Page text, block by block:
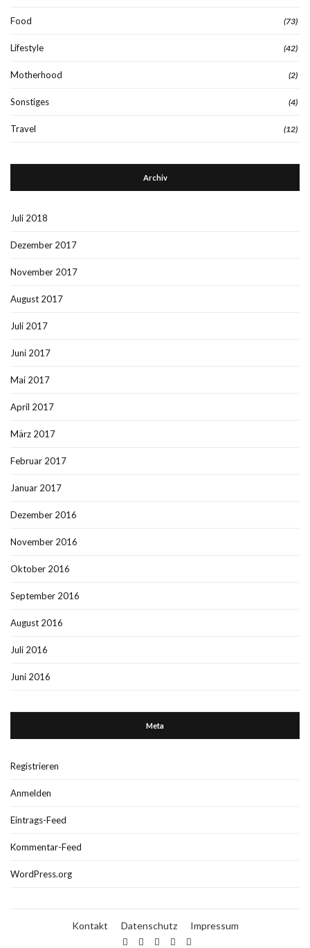
Food (73)
Lifestyle (42)
Motherhood (2)
Sonstiges (4)
Travel (12)
Archiv
Juli 2018
Dezember 2017
November 2017
August 2017
Juli 2017
Juni 2017
Mai 2017
April 2017
März 2017
Februar 2017
Januar 2017
Dezember 2016
November 2016
Oktober 2016
September 2016
August 2016
Juli 2016
Juni 2016
Meta
Registrieren
Anmelden
Eintrags-Feed
Kommentar-Feed
WordPress.org
Kontakt Datenschutz Impressum